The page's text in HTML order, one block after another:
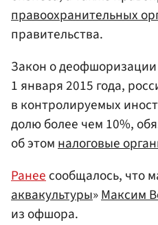
правоохранительных
правительства.
Закон о деофшоризации
1 января 2015 года,
в контролируемых
долю более чем 10%,
об этомналоговые
Ранеесообщалось, что
аквакультуры»Максим
из офшора.